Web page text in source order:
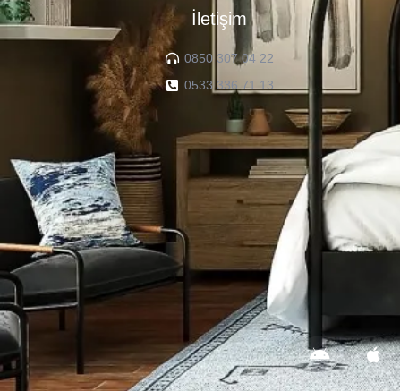
İletişim
0850 307 04 22
0533 336 71 13